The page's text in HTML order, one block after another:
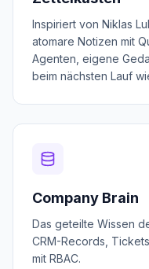
Inspiriert von Niklas
atomare Notizen mit
Agenten, eigene
beim nächsten Lauf
Company Brain
Das geteilte Wissen
CRM-Records,
mit RBAC.